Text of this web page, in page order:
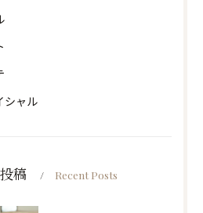
シャル
稿 Recent Posts